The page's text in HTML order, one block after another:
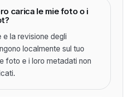
carica le mie foto o i
e la revisione degli
localmente sul tuo
foto e i loro metadati non